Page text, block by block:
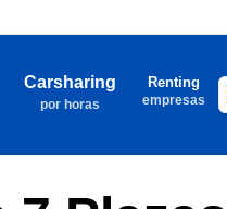
Carsharing
por horas
Renting
empresas